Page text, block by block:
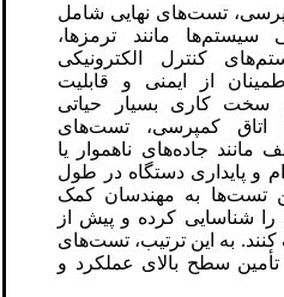
تست‌های نهایی شامل
سیستم‌ها مانند ترمزها،
کنترل الکترونیکی
از ایمنی و قابلیت
سخت کاری بسیار حیاتی
کمپرسی، تست‌های
جاده‌های ناهموار یا
و پایداری دستگاه در طول
تست‌ها به مهندسان کمک
را شناسایی کرده و پیش از
به این ترتیب، تست‌های
سطح بالای عملکرد و